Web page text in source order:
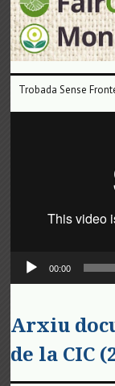
Trobada Sense
00:00
Arxiu
de la CIC